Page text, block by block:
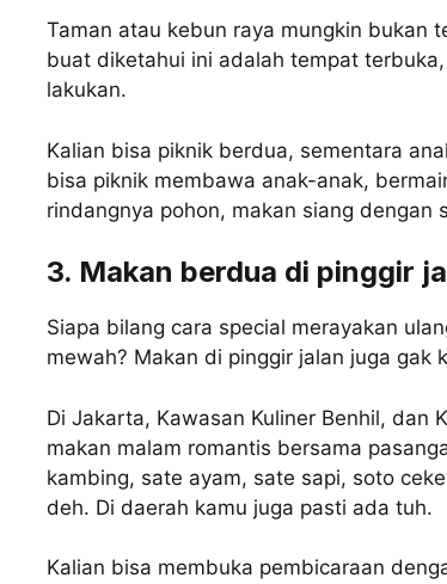
Taman atau kebun raya mungkin bukan
buat diketahui ini adalah tempat
lakukan.
Kalian bisa piknik berdua, sementara
bisa piknik membawa anak-anak,
rindangnya pohon, makan siang dengan
3. Makan berdua di pinggir
Siapa bilang cara special merayakan
mewah? Makan di pinggir jalan juga gak
Di Jakarta, Kawasan Kuliner Benhil, dan
makan malam romantis bersama
kambing, sate ayam, sate sapi, soto
deh. Di daerah kamu juga pasti ada tuh.
Kalian bisa membuka pembicaraan